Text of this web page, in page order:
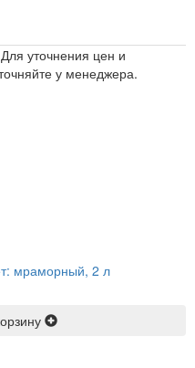
уточнения цен и
у менеджера.
мраморный, 2 л